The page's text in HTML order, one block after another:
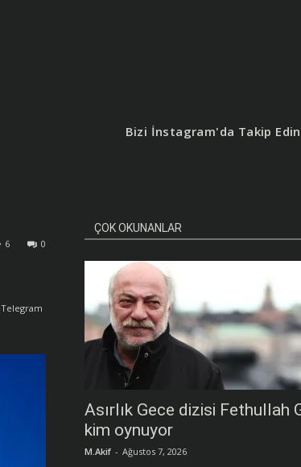
0
6
Telegram
Bizi İnstagram'da Takip
ÇOK OKUNANLAR
Asırlık Gece dizisi Fethullah
kim oynuyor
M.Akif - Ağustos 7, 2026